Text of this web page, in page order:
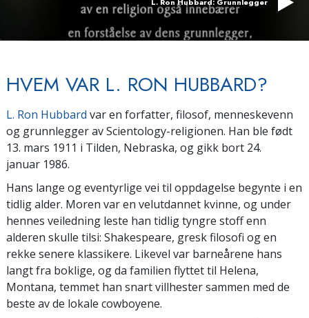
HVEM VAR L. RON HUBBARD?
L. Ron Hubbard var en forfatter, filosof, menneskevenn
og grunnlegger av Scientology-religionen. Han ble født
13. mars 1911 i Tilden, Nebraska, og gikk bort 24.
januar 1986.
Hans lange og eventyrlige vei til oppdagelse begynte i en
tidlig alder. Moren var en velutdannet kvinne, og under
hennes veiledning leste han tidlig tyngre stoff enn
alderen skulle tilsi: Shakespeare, gresk filosofi og en
rekke senere klassikere. Likevel var barneårene hans
langt fra boklige, og da familien flyttet til Helena,
Montana, temmet han snart villhester sammen med de
beste av de lokale cowboyene.